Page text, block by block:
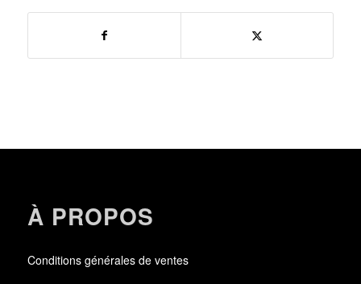
À PROPOS
Conditions générales de ventes